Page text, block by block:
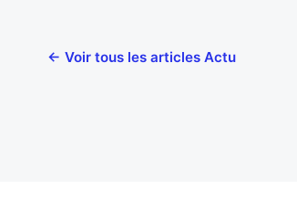
← Voir tous les articles Actu